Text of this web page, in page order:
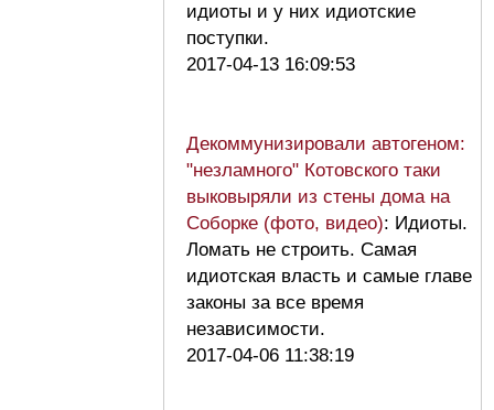
идиоты и у них идиотские
поступки.
2017-04-13 16:09:53
Декоммунизировали автогеном:
"незламного" Котовского таки
выковыряли из стены дома на
Соборке (фото, видео): Идиоты.
Ломать не строить. Самая
идиотская власть и самые главе
законы за все время
независимости.
2017-04-06 11:38:19